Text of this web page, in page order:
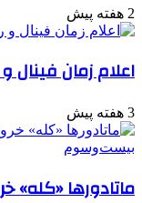
2 هفته پیش
اعلام زمان فینال و
3 هفته پیش
ماتادورها «کله»